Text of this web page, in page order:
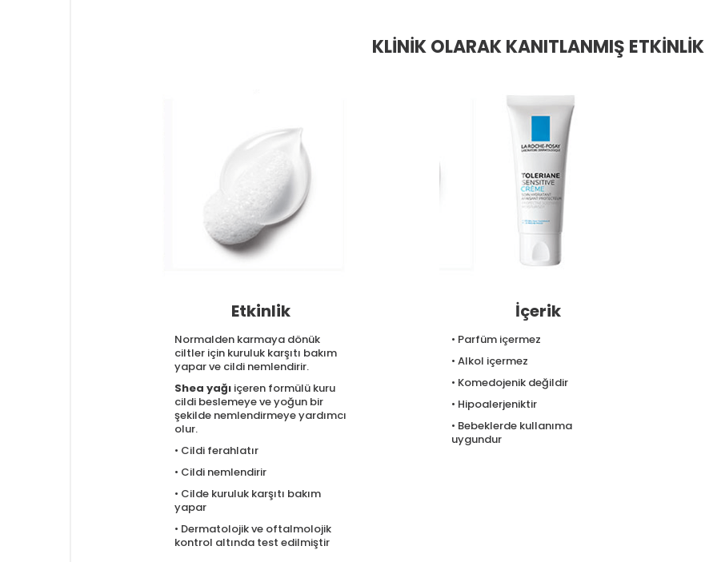
KLİNİK OLARAK KANITLANMIŞ ETKİNLİK
Etkinlik
Normalden karmaya dönük
ciltler için kuruluk karşıtı bakım
yapar ve cildi nemlendirir.
Shea yağı içeren formülü kuru
cildi beslemeye ve yoğun bir
şekilde nemlendirmeye yardımcı
olur.
• Cildi ferahlatır
• Cildi nemlendirir
• Cilde kuruluk karşıtı bakım
yapar
• Dermatolojik ve oftalmolojik
kontrol altında test edilmiştir
İçerik
• Parfüm içermez
• Alkol içermez
• Komedojenik değildir
• Hipoalerjeniktir
• Bebeklerde kullanıma
uygundur